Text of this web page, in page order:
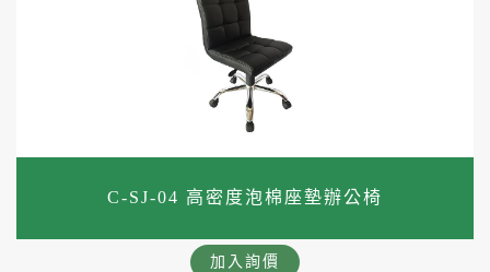
C-SJ-04 高密度泡棉座墊辦公椅
加入詢價